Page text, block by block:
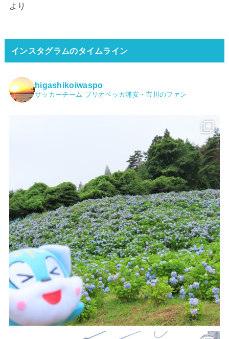
より
インスタグラムのタイムライン
higashikoiwaspo
サッカーチーム ブリオベッカ浦安・市川のファン